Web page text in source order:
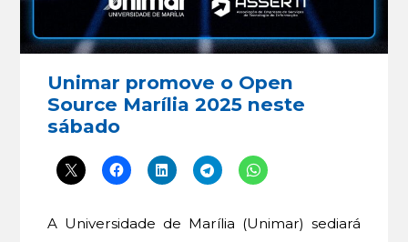
Unimar promove o Open
Source Marília 2025 neste
sábado
A Universidade de Marília (Unimar) sediará